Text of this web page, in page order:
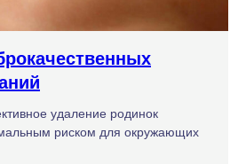
удаление родинок
риском для окружающих